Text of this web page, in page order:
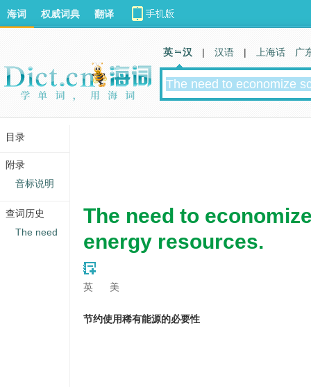
The need to
energy resources.
英 美
节约使用稀有能源的必要性
海词 权威词典 翻译
英 汉 | 汉语 | 上海话 广
目录
附录
音标说明
查词历史
The need